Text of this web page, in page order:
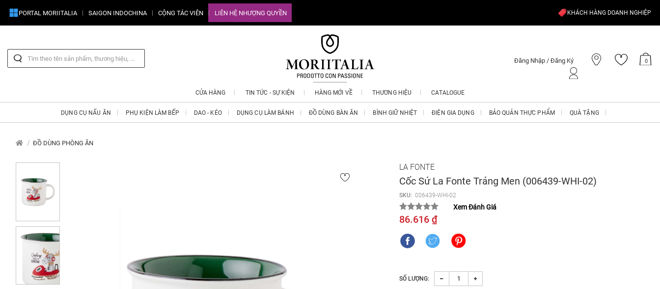
PORTAL MORIITALIA SAIGON INDOCHINA CỘNG TÁC VIÊN LIÊN HỆ NHƯỢNG QUYỀN KHÁCH HÀNG DOANH NGHIỆP
Đăng Nhập / Đăng Ký 0
CỬA HÀNG TIN TỨC - SỰ KIỆN HÀNG MỚI VỀ THƯƠNG HIỆU CATALOGUE
DỤNG CỤ NẤU ĂN PHỤ KIỆN LÀM BẾP DAO - KÉO DỤNG CỤ LÀM BÁNH ĐỒ DÙNG BÀN ĂN BÌNH GIỮ NHIỆT ĐIỆN GIA DỤNG BẢO QUẢN THỰC PHẨM QUÀ TẶNG
ĐỒ DÙNG PHÒNG ĂN
LA FONTE
Cốc Sứ La Fonte Tráng Men (006439-WHI-02)
SKU: 006439-WHI-02
Xem Đánh Giá
86.616 ₫
SỐ LƯỢNG: